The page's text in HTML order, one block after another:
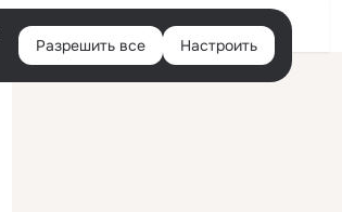
Войти
Разрешить все Настроить